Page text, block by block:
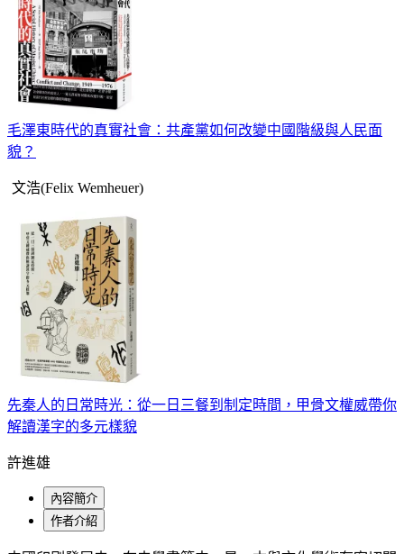
毛澤東時代的真實社會：共產黨如何改變中國階級與人民面
貌？
文浩(Felix Wemheuer)
先秦人的日常時光：從一日三餐到制定時間，甲骨文權威帶你
解讀漢字的多元樣貌
許進雄
內容簡介
作者介紹